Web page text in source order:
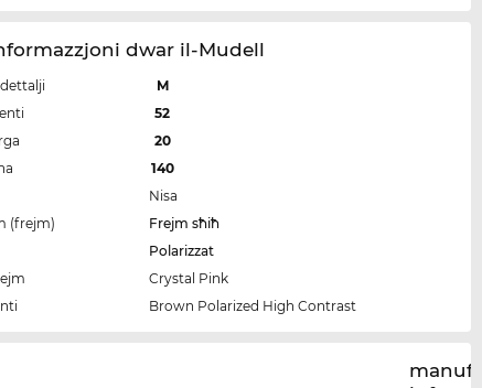
dwar il-Mudell
M
52
20
140
Nisa
(frejm)
Frejm sħiħ
Polarizzat
Crystal Pink
Brown Polarized High Contrast